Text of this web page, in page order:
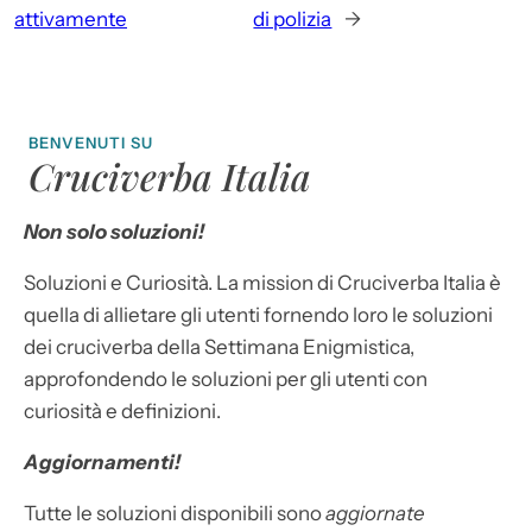
attivamente
di polizia
→
BENVENUTI SU
Cruciverba Italia
Non solo soluzioni!
Soluzioni e Curiosità. La mission di Cruciverba Italia è
quella di allietare gli utenti fornendo loro le soluzioni
dei cruciverba della Settimana Enigmistica,
approfondendo le soluzioni per gli utenti con
curiosità e definizioni.
Aggiornamenti!
Tutte le soluzioni disponibili sonoaggiornate